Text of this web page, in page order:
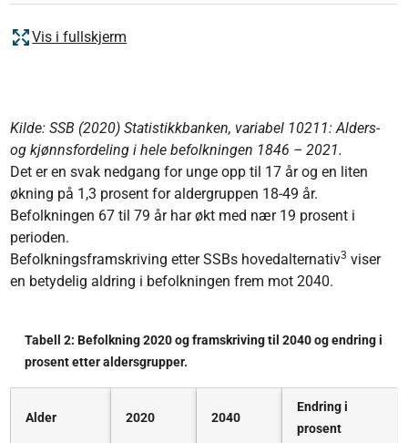
Vis i fullskjerm
Kilde: SSB (2020) Statistikkbanken, variabel 10211: Alders-
og kjønnsfordeling i hele befolkningen 1846 – 2021.
Det er en svak nedgang for unge opp til 17 år og en liten
økning på 1,3 prosent for aldergruppen 18-49 år.
Befolkningen 67 til 79 år har økt med nær 19 prosent i
perioden.
Befolkningsframskriving etter SSBs hovedalternativ3 viser
en betydelig aldring i befolkningen frem mot 2040.
Tabell 2: Befolkning 2020 og framskriving til 2040 og endring i
prosent etter aldersgrupper.
Alder 2020 2040
Endring i
prosent